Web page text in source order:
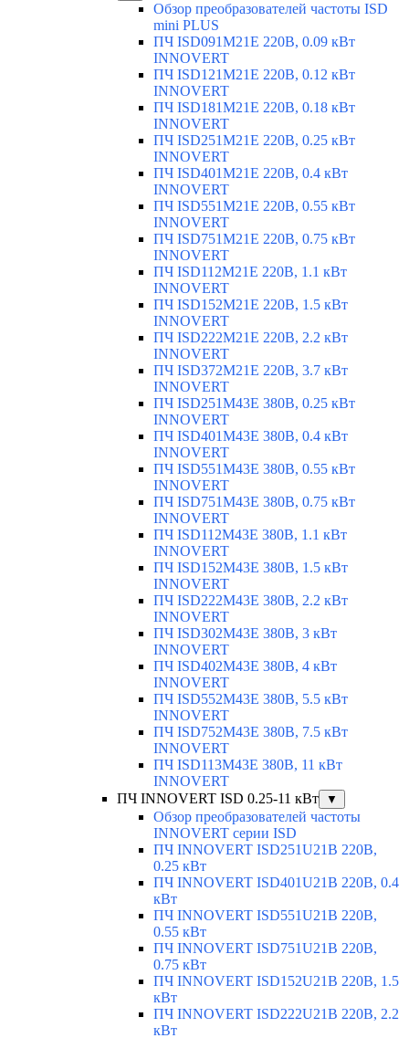
Обзор преобразователей частоты ISD
mini PLUS
ПЧ ISD091M21E 220В, 0.09 кВт
INNOVERT
ПЧ ISD121M21E 220В, 0.12 кВт
INNOVERT
ПЧ ISD181M21E 220В, 0.18 кВт
INNOVERT
ПЧ ISD251M21E 220В, 0.25 кВт
INNOVERT
ПЧ ISD401M21E 220В, 0.4 кВт
INNOVERT
ПЧ ISD551M21E 220В, 0.55 кВт
INNOVERT
ПЧ ISD751M21E 220В, 0.75 кВт
INNOVERT
ПЧ ISD112M21E 220В, 1.1 кВт
INNOVERT
ПЧ ISD152M21E 220В, 1.5 кВт
INNOVERT
ПЧ ISD222M21E 220В, 2.2 кВт
INNOVERT
ПЧ ISD372M21E 220В, 3.7 кВт
INNOVERT
ПЧ ISD251M43E 380В, 0.25 кВт
INNOVERT
ПЧ ISD401M43E 380В, 0.4 кВт
INNOVERT
ПЧ ISD551M43E 380В, 0.55 кВт
INNOVERT
ПЧ ISD751M43E 380В, 0.75 кВт
INNOVERT
ПЧ ISD112M43E 380В, 1.1 кВт
INNOVERT
ПЧ ISD152M43E 380В, 1.5 кВт
INNOVERT
ПЧ ISD222M43E 380В, 2.2 кВт
INNOVERT
ПЧ ISD302M43E 380В, 3 кВт
INNOVERT
ПЧ ISD402M43E 380В, 4 кВт
INNOVERT
ПЧ ISD552M43E 380В, 5.5 кВт
INNOVERT
ПЧ ISD752M43E 380В, 7.5 кВт
INNOVERT
ПЧ ISD113M43E 380В, 11 кВт
INNOVERT
ПЧ INNOVERT ISD 0.25-11 кВт
▼
Обзор преобразователей частоты
INNOVERT серии ISD
ПЧ INNOVERT ISD251U21B 220В,
0.25 кВт
ПЧ INNOVERT ISD401U21B 220В, 0.4
кВт
ПЧ INNOVERT ISD551U21B 220В,
0.55 кВт
ПЧ INNOVERT ISD751U21B 220В,
0.75 кВт
ПЧ INNOVERT ISD152U21B 220В, 1.5
кВт
ПЧ INNOVERT ISD222U21B 220В, 2.2
кВт